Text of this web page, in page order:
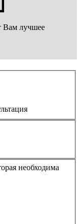
Вам лучшее
необходима